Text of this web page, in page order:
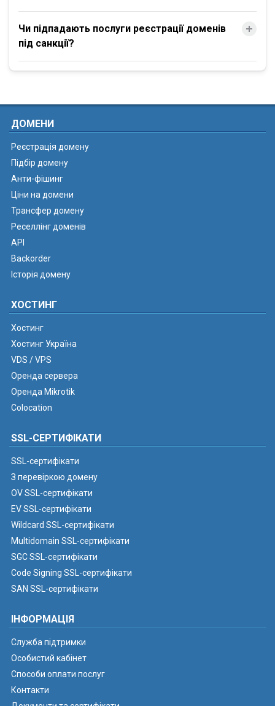
Чи підпадають послуги реєстрації доменів
під санкції?
ДОМЕНИ
Реєстрація домену
Підбір домену
Анти-фішинг
Ціни на домени
Трансфер домену
Реселлінг доменів
API
Backorder
Історія домену
ХОСТИНГ
Хостинг
Хостинг Україна
VDS / VPS
Оренда сервера
Оренда Mikrotik
Colocation
SSL-СЕРТИФІКАТИ
SSL-сертифікати
З перевіркою домену
OV SSL-сертифікати
EV SSL-сертифікати
Wildcard SSL-сертифікати
Multidomain SSL-сертифікати
SGC SSL-сертифікати
Code Signing SSL-сертифікати
SAN SSL-сертифікати
ІНФОРМАЦІЯ
Служба підтримки
Особистий кабінет
Способи оплати послуг
Контакти